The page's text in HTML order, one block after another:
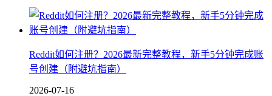
Reddit如何注册？2026最新完整教程，新手5分钟完成账
号创建（附避坑指南）
2026-07-16